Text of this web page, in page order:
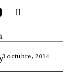
octubre, 2014